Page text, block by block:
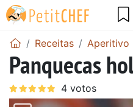
Receitas Aperitivo
Panquecas